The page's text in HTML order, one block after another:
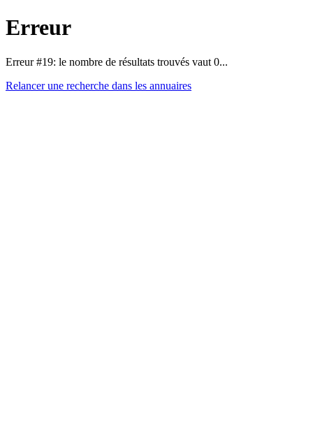
Erreur
Erreur #19: le nombre de résultats trouvés vaut 0...
Relancer une recherche dans les annuaires